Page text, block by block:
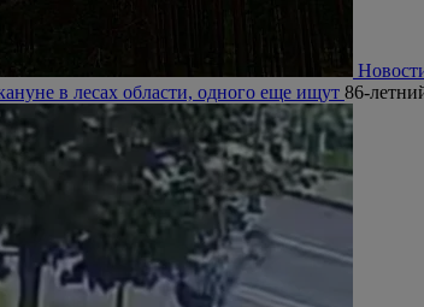
в лесах области, одного еще ищут 86-